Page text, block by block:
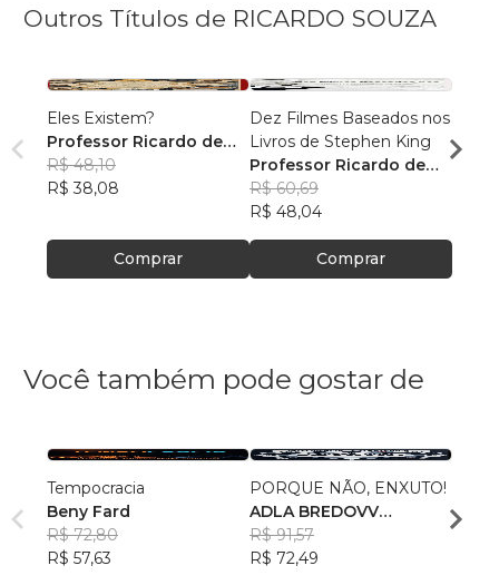
Outros Títulos de RICARDO SOUZA
Eles Existem?
Professor Ricardo de
Souza
R$ 48,10
R$ 38,08
Comprar
Dez Filmes Baseados nos
Livros de Stephen King
Professor Ricardo de
Souza
R$ 60,69
R$ 48,04
Comprar
R$
Você também pode gostar de
Tempocracia
Beny Fard
R$ 72,80
R$ 57,63
PORQUE NÃO, ENXUTO!
ADLA BREDOVV
VERMEULEN
R$ 91,57
R$ 72,49
e